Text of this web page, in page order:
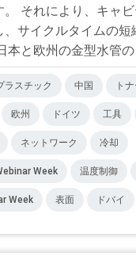
。 それにより、キャ
サイクルタイムの短
本と欧州の金型水管の
ラスチック 中国 ト
欧州 ドイツ 工具
ネットワーク 冷却
Week 温度制御
Week 表面 ドバイ